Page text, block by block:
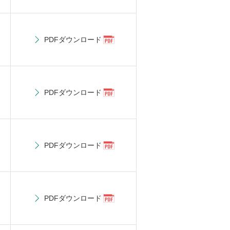
PDFダウンロード
PDFダウンロード
PDFダウンロード
PDFダウンロード